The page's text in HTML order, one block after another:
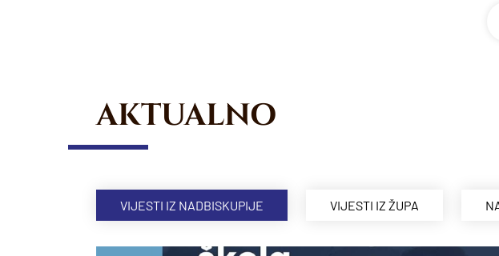
AKTUALNO
VIJESTI IZ NADBISKUPIJE VIJESTI IZ ŽUPA